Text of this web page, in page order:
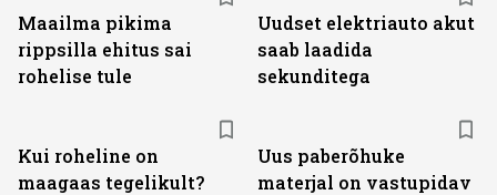
Maailma pikima
rippsilla ehitus sai
rohelise tule
Uudset elektriauto akut
saab laadida
sekunditega
Kui roheline on
maagaas tegelikult?
Uus paberõhuke
materjal on vastupidav